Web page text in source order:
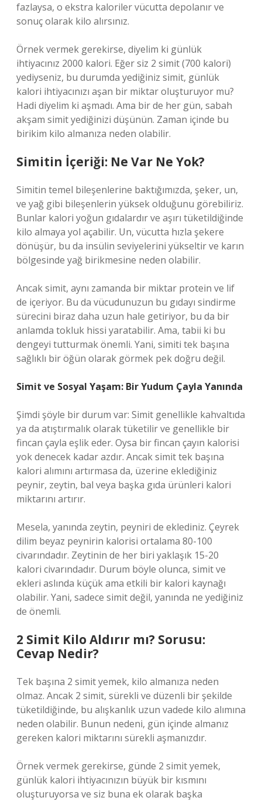
fazlaysa, o ekstra kaloriler vücutta depolanır ve
sonuç olarak kilo alırsınız.
Örnek vermek gerekirse, diyelim ki günlük
ihtiyacınız 2000 kalori. Eğer siz 2 simit (700 kalori)
yediyseniz, bu durumda yediğiniz simit, günlük
kalori ihtiyacınızı aşan bir miktar oluşturuyor mu?
Hadi diyelim ki aşmadı. Ama bir de her gün, sabah
akşam simit yediğinizi düşünün. Zaman içinde bu
birikim kilo almanıza neden olabilir.
Simitin İçeriği: Ne Var Ne Yok?
Simitin temel bileşenlerine baktığımızda, şeker, un,
ve yağ gibi bileşenlerin yüksek olduğunu görebiliriz.
Bunlar kalori yoğun gıdalardır ve aşırı tüketildiğinde
kilo almaya yol açabilir. Un, vücutta hızla şekere
dönüşür, bu da insülin seviyelerini yükseltir ve karın
bölgesinde yağ birikmesine neden olabilir.
Ancak simit, aynı zamanda bir miktar protein ve lif
de içeriyor. Bu da vücudunuzun bu gıdayı sindirme
sürecini biraz daha uzun hale getiriyor, bu da bir
anlamda tokluk hissi yaratabilir. Ama, tabii ki bu
dengeyi tutturmak önemli. Yani, simiti tek başına
sağlıklı bir öğün olarak görmek pek doğru değil.
Simit ve Sosyal Yaşam: Bir Yudum Çayla Yanında
Şimdi şöyle bir durum var: Simit genellikle kahvaltıda
ya da atıştırmalık olarak tüketilir ve genellikle bir
fincan çayla eşlik eder. Oysa bir fincan çayın kalorisi
yok denecek kadar azdır. Ancak simit tek başına
kalori alımını artırmasa da, üzerine eklediğiniz
peynir, zeytin, bal veya başka gıda ürünleri kalori
miktarını artırır.
Mesela, yanında zeytin, peyniri de eklediniz. Çeyrek
dilim beyaz peynirin kalorisi ortalama 80-100
civarındadır. Zeytinin de her biri yaklaşık 15-20
kalori civarındadır. Durum böyle olunca, simit ve
ekleri aslında küçük ama etkili bir kalori kaynağı
olabilir. Yani, sadece simit değil, yanında ne yediğiniz
de önemli.
2 Simit Kilo Aldırır mı? Sorusu:
Cevap Nedir?
Tek başına 2 simit yemek, kilo almanıza neden
olmaz. Ancak 2 simit, sürekli ve düzenli bir şekilde
tüketildiğinde, bu alışkanlık uzun vadede kilo alımına
neden olabilir. Bunun nedeni, gün içinde almanız
gereken kalori miktarını sürekli aşmanızdır.
Örnek vermek gerekirse, günde 2 simit yemek,
günlük kalori ihtiyacınızın büyük bir kısmını
oluşturuyorsa ve siz buna ek olarak başka